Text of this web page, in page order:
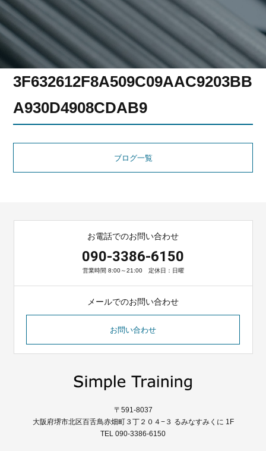
3F632612F8A509C09AAC9203BB
A930D4908CDAB9
ブログ一覧
お電話でのお問い合わせ
090-3386-6150
営業時間 8:00～21:00 定休日：日曜
メールでのお問い合わせ
お問い合わせ
〒591-8037
大阪府堺市北区百舌鳥赤畑町３丁２０４−３ るみなすみくに 1F
TEL 090-3386-6150